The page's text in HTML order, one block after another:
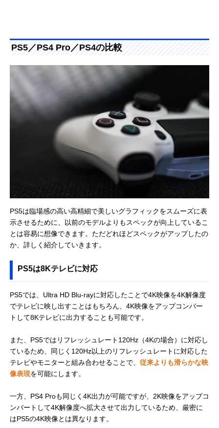
PS5／PS4 Pro／PS4の比較
PS5は臨場感の高い高精細で美しいグラフィックをスムーズに表
示させるために、以前のモデルよりもスペックが向上しているこ
とは容易に想像できます。ただどれほどスペックがアップしたの
か、詳しく紹介していきます。
PS5は8Kテレビに対応
PS5では、Ultra HD Blu-rayに対応したことで4K映像を4K解像度
でテレビに映し出すことはもちろん、4K映像をアップコンバー
トして8Kテレビに出力することも可能です。
また、PS5ではリフレッシュレート120Hz（4Kの場合）に対応し
ているため、同じく120Hz以上のリフレッシュレートに対応した
テレビやモニターと組み合わせることで、 従来よりも滑らかな映
像表現を可能にします。
一方、PS4 Proも同じく4K出力が可能ですが、2K映像をアップコ
ンバートして4K解像度へ拡大させて出力しているため、厳密に
はPS5の4K映像とは異なります。